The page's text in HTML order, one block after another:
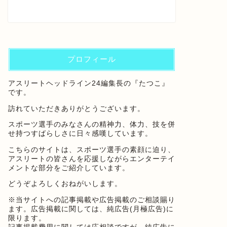
プロフィール
アスリートヘッドライン24編集長の『たつこ』
です。
訪れていただきありがとうございます。
スポーツ選手のみなさんの精神力、体力、技を併
せ持つすばらしさに日々感嘆しています。
こちらのサイトは、スポーツ選手の素顔に迫り、
アスリートの皆さんを応援しながらエンターテイ
メントな部分をご紹介しています。
どうぞよろしくおねがいします。
※当サイトへの記事掲載や広告掲載のご相談賜り
ます。広告掲載に関しては、純広告(月極広告)に
限ります。